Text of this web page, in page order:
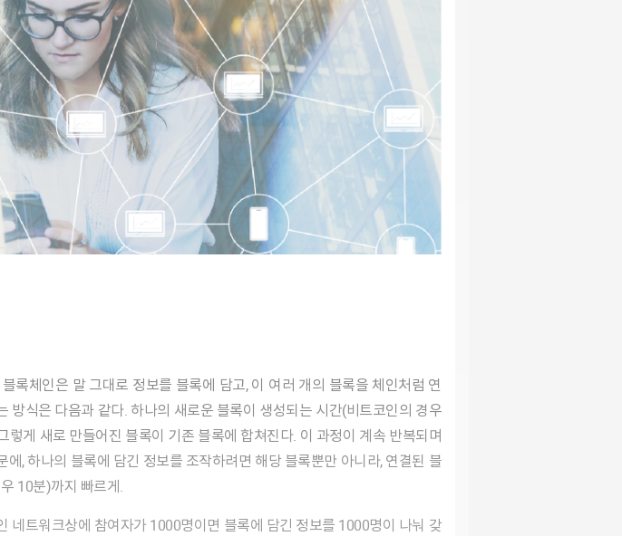
식은 다음과 같다. 하나의 새로운 블록이 생성되는 시간(비트코인의 경우
게 새로 만들어진 블록이 기존 블록에 합쳐진다. 이 과정이 계속 반복되며
, 하나의 블록에 담긴 정보를 조작하려면 해당 블록뿐만 아니라, 연결된 블
10분)까지 빠르게.